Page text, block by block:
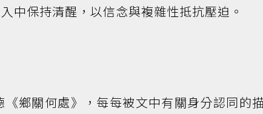
中保持清醒，以信念與複雜性抵抗壓迫。
鄉關何處》，每每被文中有關身分認同的